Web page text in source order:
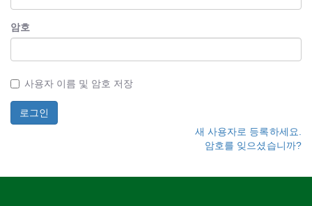
암호
사용자 이름 및 암호 저장
새 사용자로 등록하세요.
암호를 잊으셨습니까?